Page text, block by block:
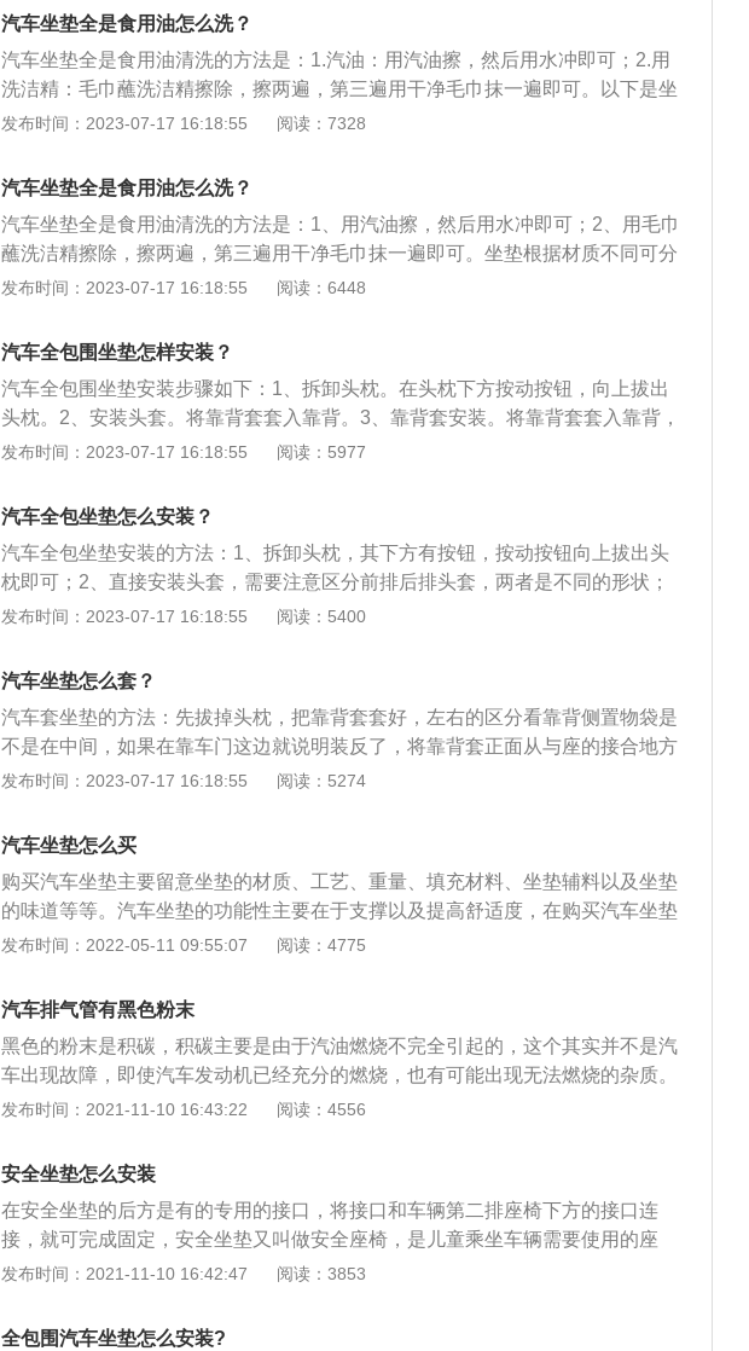
蚀。由于电瓶的充放电过程产生电子转移，时间久后，负极会由纯铅逐渐变成氧
化铅，就会看到蓝绿色粉末。2、解决方法：拆下桩头，以碱性除污清洁剂来喷
洗铅桩头及电线接头，擦拭干净。用扳手将电线接头在桩头上接紧。为避免冒出
火花，在拆电瓶桩头之前，要将所有车内电器及点火关闭，而且必须先拆负极桩
头，再拆正极桩头。而在装回桩头时，则先装正极再装负极。
汽车坐垫全是食用油怎么洗？
汽车坐垫全是食用油清洗的方法是：1.汽油：用汽油擦，然后用水冲即可；2.用
洗洁精：毛巾蘸洗洁精擦除，擦两遍，第三遍用干净毛巾抹一遍即可。以下是坐
垫的相关资料：1.分类：坐垫根据材质不同可分为真皮、超纤皮、人造革、尼
的乘坐感。2.简介：汽车坐垫就是为保护汽车座椅，维护人体健康，车内必不可
少的产品，通用汽车坐垫一般为五件套，两个前靠，两个小靠和一个大垫。汽车
坐垫按工艺可分为手编汽车坐垫、机织汽车坐垫和手工针刺汽车坐垫。
发布时间：2023-07-17 16:18:55 阅读：7328
汽车坐垫全是食用油怎么洗？
汽车坐垫全是食用油清洗的方法是：1、用汽油擦，然后用水冲即可；2、用毛巾
蘸洗洁精擦除，擦两遍，第三遍用干净毛巾抹一遍即可。坐垫根据材质不同可分
为真皮、超纤皮、人造革、尼龙、化纤、人造毛和涤纶羊毛坐垫，其作用是保护
体健康，车内必不可少的产品，通用汽车垫一般为五件套，两个前靠，两个小靠
和一个大垫。汽车坐垫按工艺可分为手编汽车坐垫、机织汽车坐垫和手工针刺汽
车坐垫。
发布时间：2023-07-17 16:18:55 阅读：6448
汽车全包围坐垫怎样安装？
汽车全包围坐垫安装步骤如下：1、拆卸头枕。在头枕下方按动按钮，向上拔出
头枕。2、安装头套。将靠背套套入靠背。3、靠背套安装。将靠背套套入靠背，
对于靠背套底部绒布，需穿过座椅靠背与坐垫缝隙，拉到背后。4、坐垫套安
发布时间：2023-07-17 16:18:55 阅读：5977
汽车全包坐垫怎么安装？
汽车全包坐垫安装的方法：1、拆卸头枕，其下方有按钮，按动按钮向上拔出头
枕即可；2、直接安装头套，需要注意区分前排后排头套，两者是不同的形状；
3、直接把靠背套套入，然后把靠背套底部的绒布，穿过座椅靠背和坐垫的缝
以用银行卡一点一点向里面塞入，底部用卡扣扣牢即可。汽车坐垫有真皮、超纤
皮、人造革、尼龙、化纤、人造毛、涤纶羊毛等不同材质的。
发布时间：2023-07-17 16:18:55 阅读：5400
汽车坐垫怎么套？
汽车套坐垫的方法：先拔掉头枕，把靠背套套好，左右的区分看靠背侧置物袋是
不是在中间，如果在靠车门这边就说明装反了，将靠背套正面从与座的接合地方
塞到靠背反面，与靠背套背面底部的粘带固定稍用点力，再将头套套好后插入靠
内必不可少的产品，通用汽车垫一般为五件套，两个前靠，两个小靠和一个大
垫。汽车坐垫按工艺可分为手编汽车坐垫、机织汽车坐垫和手工针刺汽车坐垫。
发布时间：2023-07-17 16:18:55 阅读：5274
汽车坐垫怎么买
购买汽车坐垫主要留意坐垫的材质、工艺、重量、填充材料、坐垫辅料以及坐垫
的味道等等。汽车坐垫的功能性主要在于支撑以及提高舒适度，在购买汽车坐垫
的时候，我们首先要先关注坐垫的材质是否符合个人心意，冬天通常会选毛绒类
密，另外坐垫重量过轻也代表了质量不好。其次坐垫的填充材料跟辅料都是决定
了质量好坏的关键因素。最后要确认坐垫没有异味，否则放置在车内的话，会带
来嗅觉上的不适。
发布时间：2022-05-11 09:55:07 阅读：4775
汽车排气管有黑色粉末
黑色的粉末是积碳，积碳主要是由于汽油燃烧不完全引起的，这个其实并不是汽
车出现故障，即使汽车发动机已经充分的燃烧，也有可能出现无法燃烧的杂质。
未燃烧的杂质会被排出排气管口，如果没有及时的清理，经过长时间的堆积就会
间过长导致，所以汽车多在高速上跑对清理积碳有一定的好处。出现这种情况，
并非是烧机油，烧机油的现象是冒蓝烟，而且排气管中黑色的粉末是有黏性的；
而出现干粉末可能就是混合气体燃烧不完全引起。如果在行驶的过程中，感觉到
汽车动力下降，可能是因为汽车点火系统出现了故障。动力如果没有什么影响的
话，那可能是因为燃油供给的量过多引起。积碳产生的胶质物包含加油质、羟基
室等，通过发动机的高温作用下，不断积累形成硬质胶的结碳。
发布时间：2021-11-10 16:43:22 阅读：4556
安全坐垫怎么安装
在安全坐垫的后方是有的专用的接口，将接口和车辆第二排座椅下方的接口连
接，就可完成固定，安全坐垫又叫做安全座椅，是儿童乘坐车辆需要使用的座
椅，可以充分保证儿童乘坐机动车辆的安全性。机动车辆的儿童安全座椅也叫做
高儿童乘车安全性的座椅，而是安全座椅可以固定到机动车辆上，是由带有卡扣
发布时间：2021-11-10 16:42:47 阅读：3853
全包围汽车坐垫怎么安装?